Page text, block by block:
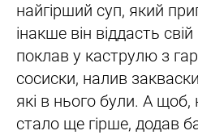
найгірший суп, який
інакше він віддасть
поклав у каструлю з
сосиски, налив
які в нього були. А щоб,
стало ще гірше, додав